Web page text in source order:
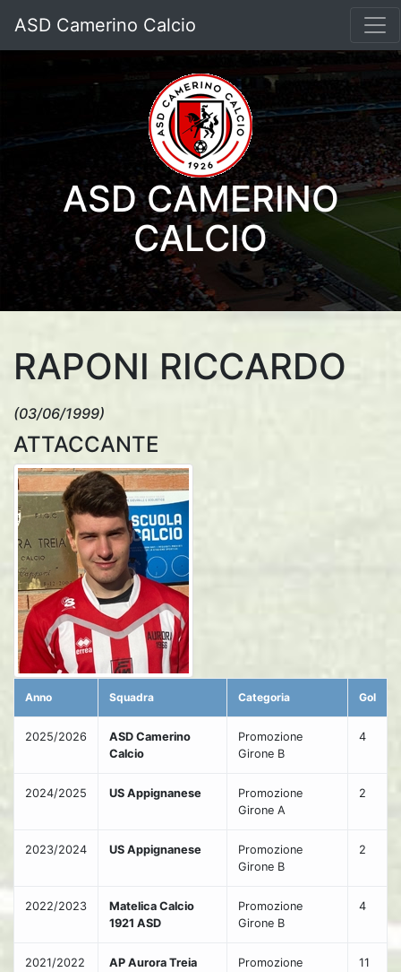
ASD Camerino Calcio
ASD CAMERINO
CALCIO
RAPONI RICCARDO
(03/06/1999)
ATTACCANTE
Anno Squadra Categoria Gol
2025/2026
ASD Camerino
Calcio
Promozione
Girone B
4
2024/2025 US Appignanese
Promozione
Girone A
2
2023/2024 US Appignanese
Promozione
Girone B
2
2022/2023
Matelica Calcio
1921 ASD
Promozione
Girone B
4
2021/2022 AP Aurora Treia
Promozione
11